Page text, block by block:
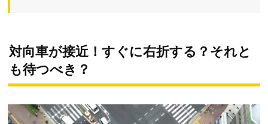
対向車が接近！すぐに右折する？それと
も待つべき？